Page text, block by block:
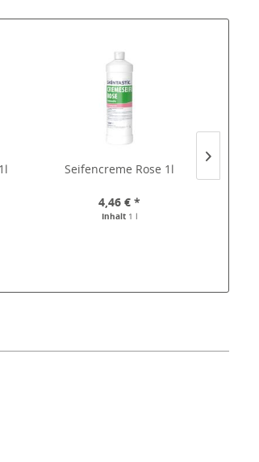
Seifencreme Rose 1l
4,46 € *
Inhalt 1 l